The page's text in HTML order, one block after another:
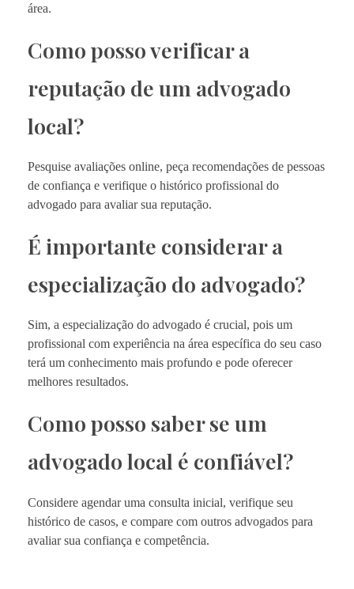
área.
Como posso verificar a
reputação de um advogado
local?
Pesquise avaliações online, peça recomendações de pessoas
de confiança e verifique o histórico profissional do
advogado para avaliar sua reputação.
É importante considerar a
especialização do advogado?
Sim, a especialização do advogado é crucial, pois um
profissional com experiência na área específica do seu caso
terá um conhecimento mais profundo e pode oferecer
melhores resultados.
Como posso saber se um
advogado local é confiável?
Considere agendar uma consulta inicial, verifique seu
histórico de casos, e compare com outros advogados para
avaliar sua confiança e competência.